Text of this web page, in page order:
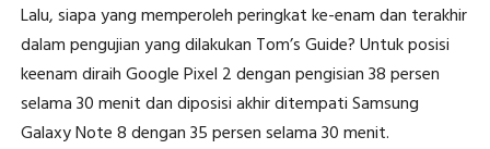
Lalu, siapa yang memperoleh peringkat ke-enam dan terakhir
dalam pengujian yang dilakukan Tom’s Guide? Untuk posisi
keenam diraih Google Pixel 2 dengan pengisian 38 persen
selama 30 menit dan diposisi akhir ditempati Samsung
Galaxy Note 8 dengan 35 persen selama 30 menit.